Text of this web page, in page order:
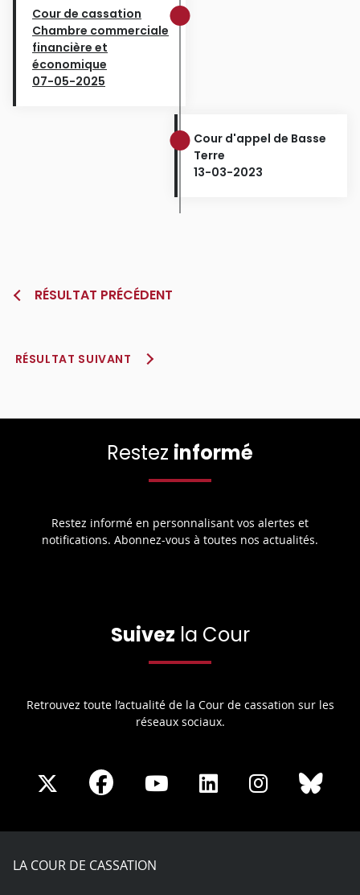
Cour de cassation
Chambre commerciale
financière et
économique
07-05-2025
Cour d'appel de Basse
Terre
13-03-2023
RÉSULTAT PRÉCÉDENT
RÉSULTAT SUIVANT
Restez informé
Restez informé en personnalisant vos alertes et
notifications. Abonnez-vous à toutes nos actualités.
Suivez la Cour
Retrouvez toute l’actualité de la Cour de cassation sur les
réseaux sociaux.
Share
X
Share
Facebook
Share
Youtube
Share
LinkedIn
Share
Instagram
LA COUR DE CASSATION